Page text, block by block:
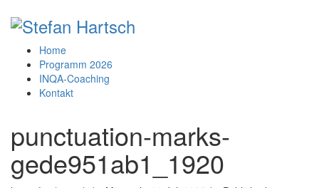
Home
Programm 2026
INQA-Coaching
Kontakt
punctuation-marks-
gede951ab1_1920